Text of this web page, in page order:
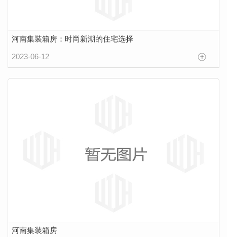
河南集装箱房：时尚新潮的住宅选择
2023-06-12
河南集装箱房